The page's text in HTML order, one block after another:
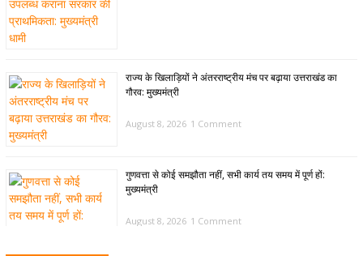
राज्य के खिलाड़ियों ने अंतरराष्ट्रीय मंच पर बढ़ाया उत्तराखंड का
गौरव: मुख्यमंत्री
August 8, 2026 1 Comment
गुणवत्ता से कोई समझौता नहीं, सभी कार्य तय समय में पूर्ण हों:
मुख्यमंत्री
August 8, 2026 1 Comment